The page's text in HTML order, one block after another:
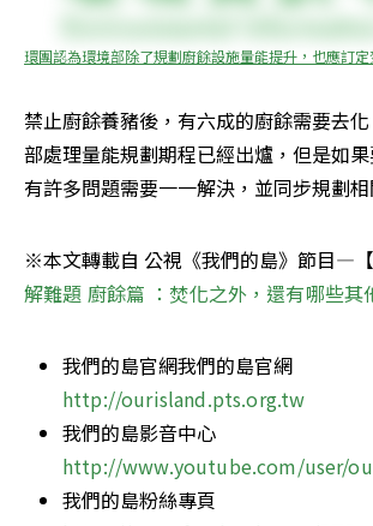
環團認為環境部除了規劃廚餘設施量能提升，也應訂定
禁止廚餘養豬後，有六成的廚餘需要去
部處理量能規劃期程已經出爐，但是如
有許多問題需要一一解決，並同步規劃
※本文轉載自 公視《我們的島》節目—【
解難題 廚餘篇 ：焚化之外，還有哪些其
我們的島官網我們的島官網
http://ourisland.pts.org.tw
我們的島影音中心
http://www.youtube.com/user/
我們的島粉絲專頁